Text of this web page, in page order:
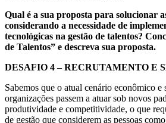
Qual é a sua proposta para solucionar
considerando a necessidade de
tecnológicas na gestão de talentos?
de Talentos” e descreva sua proposta.
DESAFIO 4 – RECRUTAMENTO E
Sabemos que o atual cenário econômico e
organizações passem a atuar sob novos
produtividade e competitividade, o que
de gestão que considerem as pessoas